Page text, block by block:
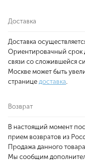
Доставка
Доставка
Ориентировачный срок
связи со сложившейся
Москве может быть
странице доставка.
Возврат
В настоящий момент
прием возвратов из
Продажа данного
Мы сообщим